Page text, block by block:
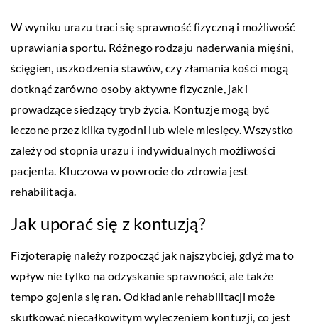
W wyniku urazu traci się sprawność fizyczną i możliwość
uprawiania sportu. Różnego rodzaju naderwania mięśni,
ścięgien, uszkodzenia stawów, czy złamania kości mogą
dotknąć zarówno osoby aktywne fizycznie, jak i
prowadzące siedzący tryb życia. Kontuzje mogą być
leczone przez kilka tygodni lub wiele miesięcy. Wszystko
zależy od stopnia urazu i indywidualnych możliwości
pacjenta. Kluczowa w powrocie do zdrowia jest
rehabilitacja.
Jak uporać się z kontuzją?
Fizjoterapię należy rozpocząć jak najszybciej, gdyż ma to
wpływ nie tylko na odzyskanie sprawności, ale także
tempo gojenia się ran. Odkładanie rehabilitacji może
skutkować niecałkowitym wyleczeniem kontuzji, co jest